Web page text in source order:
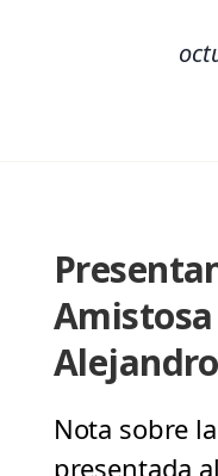
Amistosa
Nota sobre
presentada